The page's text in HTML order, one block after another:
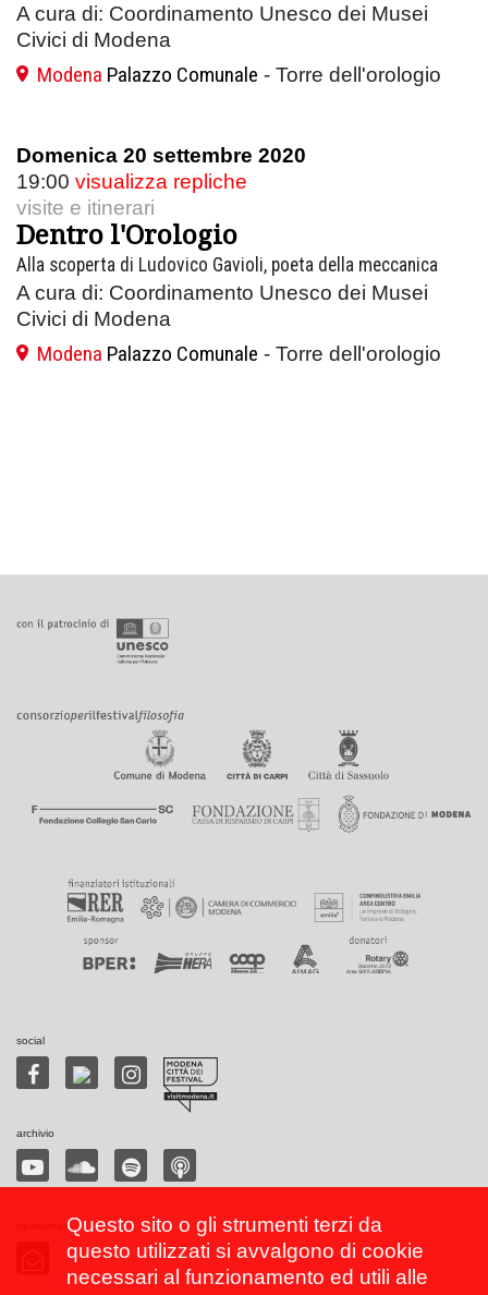
A cura di: Coordinamento Unesco dei Musei
Civici di Modena
Modena Palazzo Comunale - Torre dell'orologio
Domenica 20 settembre 2020
19:00 visualizza repliche
visite e itinerari
Dentro l'Orologio
Alla scoperta di Ludovico Gavioli, poeta della meccanica
A cura di: Coordinamento Unesco dei Musei
Civici di Modena
Modena Palazzo Comunale - Torre dell'orologio
social
archivio
Questo sito o gli strumenti terzi da
questo utilizzati si avvalgono di cookie
necessari al funzionamento ed utili alle